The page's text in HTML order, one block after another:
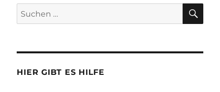
Suchen
nach:
HIER GIBT ES HILFE